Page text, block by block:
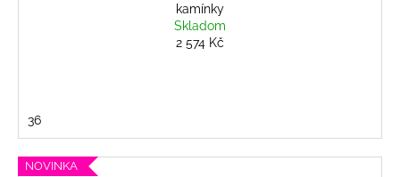
kamínky
Skladom
2 574 Kč
36
NOVINKA